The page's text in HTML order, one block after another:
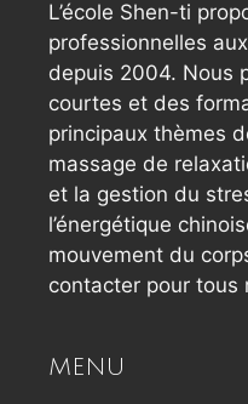
L’école Shen-ti
professionnelles
depuis 2004. Nous
courtes et des
principaux thèmes
massage de
et la gestion du
l’énergétique
mouvement du
contacter pour tous
MENU